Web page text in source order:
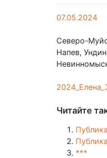
07.05.2024
Северо-
Напев,
Читайте
***